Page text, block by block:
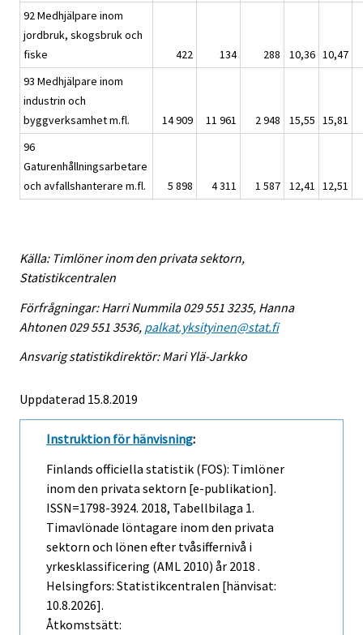
92 Medhjälpare inom
jordbruk, skogsbruk och
fiske
422 134 288 10,36 10,47
93 Medhjälpare inom
industrin och
byggverksamhet m.fl.
14 909 11 961 2 948 15,55 15,81
96
Gaturenhållningsarbetare
och avfallshanterare m.fl.
5 898 4 311 1 587 12,41 12,51
Källa: Timlöner inom den privata sektorn,
Statistikcentralen
Förfrågningar: Harri Nummila 029 551 3235, Hanna
Ahtonen 029 551 3536, palkat.yksityinen@stat.fi
Ansvarig statistikdirektör: Mari Ylä-Jarkko
Uppdaterad 15.8.2019
Instruktion för hänvisning:
Finlands officiella statistik (FOS): Timlöner
inom den privata sektorn [e-publikation].
ISSN=1798-3924. 2018, Tabellbilaga 1.
Timavlönade löntagare inom den privata
sektorn och lönen efter tvåsiffernivå i
yrkesklassificering (AML 2010) år 2018 .
Helsingfors: Statistikcentralen [hänvisat:
10.8.2026].
Åtkomstsätt: